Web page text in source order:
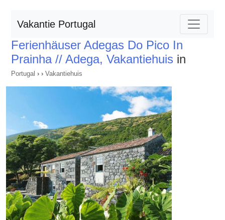
Vakantie Portugal
Ferienhäuser Adegas Do Pico In
Prainha // Adega, Vakantiehuis in
Portugal › › Vakantiehuis